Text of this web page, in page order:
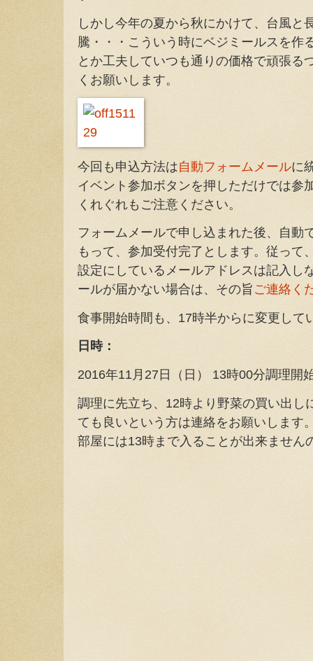
しかし今年の夏から秋にかけて、台風と
騰・・・こういう時にベジミールスを作
とか工夫していつも通りの価格で頑張る
くお願いします。
今回も申込方法は自動フォームメールに
イベント参加ボタンを押しただけでは参
くれぐれもご注意ください。
フォームメールで申し込まれた後、自動
もって、参加受付完了とします。従って
設定にしているメールアドレスは記入し
ールが届かない場合は、その旨ご連絡く
食事開始時間も、17時半からに変更して
日時：
2016年11月27日（日） 13時00分調理開
調理に先立ち、12時より野菜の買い出し
ても良いという方は連絡をお願いします
部屋には13時まで入ることが出来ません